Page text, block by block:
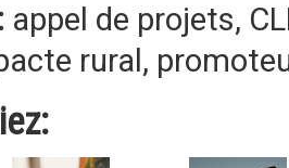
appel de projets,
rural ,